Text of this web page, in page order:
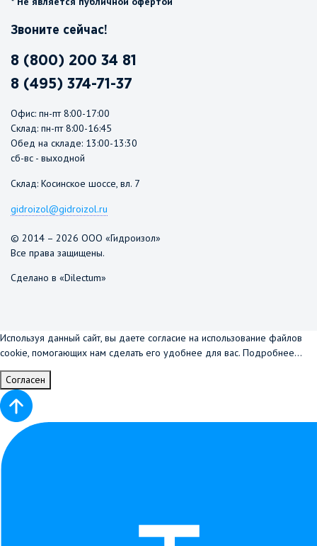
Звоните сейчас!
8 (800) 200 34 81
8 (495) 374-71-37
Офис: пн-пт 8:00-17:00
Склад: пн-пт 8:00-16:45
Обед на складе: 13:00-13:30
сб-вс - выходной
Склад: Косинское шоссе, вл. 7
gidroizol@gidroizol.ru
© 2014 – 2026 ООО «Гидроизол»
Все права защищены.
Сделано в «Dilectum»
Используя данный сайт, вы даете согласие на использование файлов
cookie, помогающих нам сделать его удобнее для вас. Подробнее...
Согласен